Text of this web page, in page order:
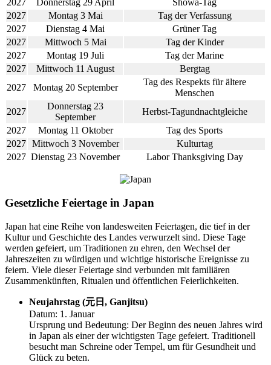
2027
Donnerstag 29 April
Showa-Tag
2027
Montag 3 Mai
Tag der Verfassung
2027
Dienstag 4 Mai
Grüner Tag
2027
Mittwoch 5 Mai
Tag der Kinder
2027
Montag 19 Juli
Tag der Marine
2027
Mittwoch 11 August
Bergtag
2027
Montag 20 September
Tag des Respekts für ältere
Menschen
2027
Donnerstag 23
September
Herbst-Tagundnachtgleiche
2027
Montag 11 Oktober
Tag des Sports
2027 Mittwoch 3 November
Kulturtag
2027 Dienstag 23 November Labor Thanksgiving Day
Gesetzliche Feiertage in Japan
Japan hat eine Reihe von landesweiten Feiertagen, die tief in der
Kultur und Geschichte des Landes verwurzelt sind. Diese Tage
werden gefeiert, um Traditionen zu ehren, den Wechsel der
Jahreszeiten zu würdigen und wichtige historische Ereignisse zu
feiern. Viele dieser Feiertage sind verbunden mit familiären
Zusammenkünften, Ritualen und öffentlichen Feierlichkeiten.
Neujahrstag (元日, Ganjitsu)
Datum: 1. Januar
Ursprung und Bedeutung: Der Beginn des neuen Jahres wird
in Japan als einer der wichtigsten Tage gefeiert. Traditionell
besucht man Schreine oder Tempel, um für Gesundheit und
Glück zu beten.